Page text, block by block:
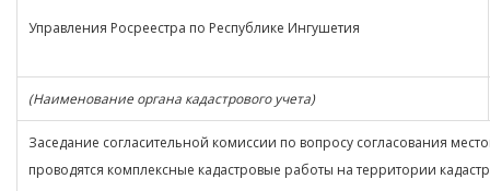
Управления Росреестра по Республике Ингушетия
(Наименование органа кадастрового учета)
Заседание согласительной комиссии по вопросу согласования
проводятся комплексные кадастровые работы на территории